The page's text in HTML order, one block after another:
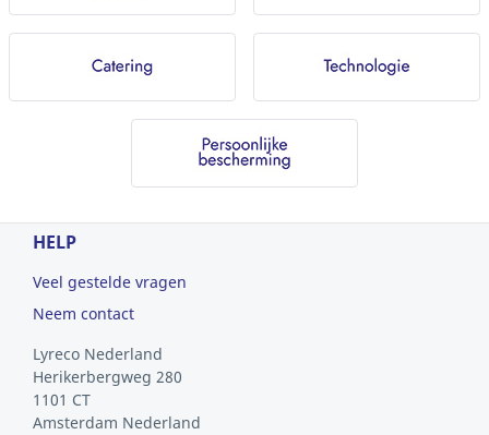
HELP
Veel gestelde vragen
Neem contact
Lyreco Nederland
Herikerbergweg 280
1101 CT
Amsterdam Nederland